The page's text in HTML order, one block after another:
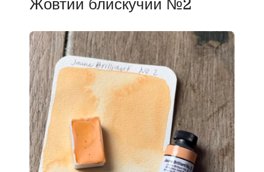
Жовтий блискучий №2